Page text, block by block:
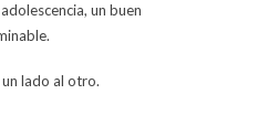
un buen
lado al otro.